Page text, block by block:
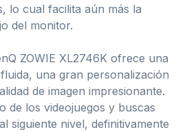
lo cual facilita aún más la
del monitor.
ZOWIE XL2746K ofrece una
una gran personalización
de imagen impresionante.
de los videojuegos y buscas
siguiente nivel, definitivamente